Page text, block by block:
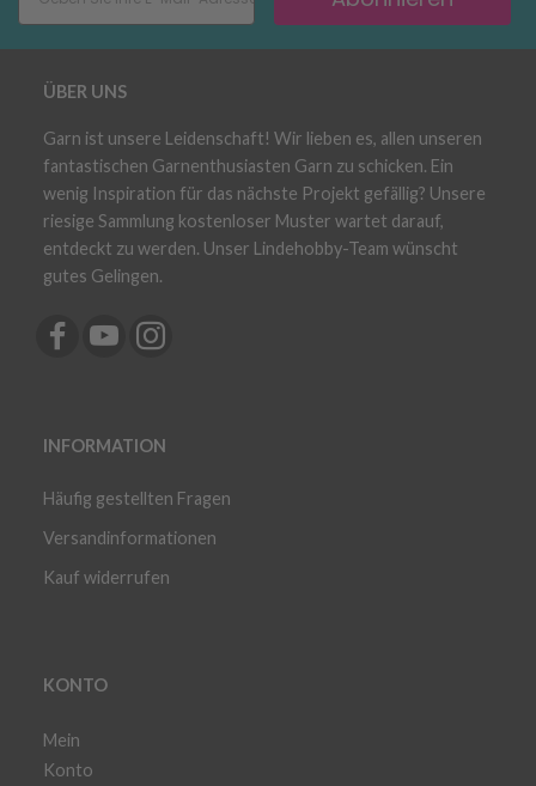
ÜBER UNS
Garn ist unsere Leidenschaft! Wir lieben es, allen unseren
fantastischen Garnenthusiasten Garn zu schicken. Ein
wenig Inspiration für das nächste Projekt gefällig? Unsere
riesige Sammlung kostenloser Muster wartet darauf,
entdeckt zu werden. Unser Lindehobby-Team wünscht
gutes Gelingen.
INFORMATION
Häufig gestellten Fragen
Versandinformationen
Kauf widerrufen
KONTO
Mein
Konto